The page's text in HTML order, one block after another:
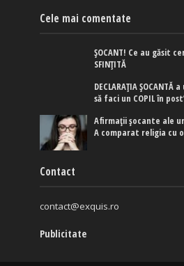
Cele mai comentate
ȘOCANT! Ce au găsit
SFINȚITĂ
DECLARAȚIA
să faci un COPIL în
Afirmaţii şocante ale
A comparat religia cu
Contact
contact@exquis.ro
Publicitate